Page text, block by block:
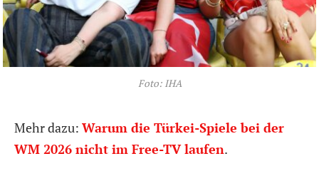
Foto: IHA
Mehr dazu: Warum die Türkei-Spiele bei der
WM 2026 nicht im Free-TV laufen.